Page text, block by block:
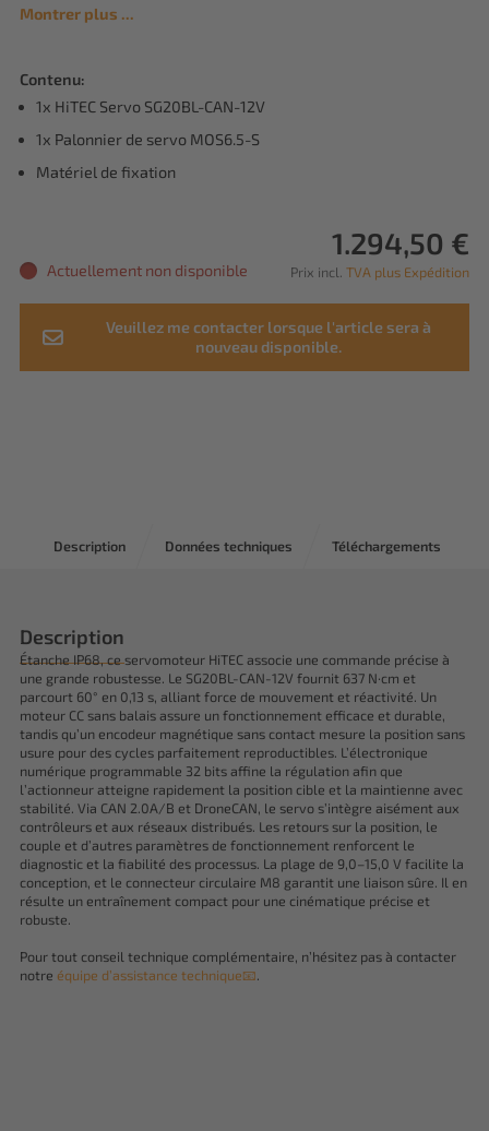
Montrer plus ...
Contenu:
1x HiTEC Servo SG20BL-CAN-12V
1x Palonnier de servo MOS6.5-S
Matériel de fixation
1.294,50 €
Prix incl. TVA plus Expédition
Actuellement non disponible
Veuillez me contacter lorsque l'article sera à
nouveau disponible.
Description Données techniques Téléchargements
Description
Étanche IP68, ce servomoteur HiTEC associe une commande précise à
une grande robustesse. Le SG20BL-CAN-12V fournit 637 N·cm et
parcourt 60° en 0,13 s, alliant force de mouvement et réactivité. Un
moteur CC sans balais assure un fonctionnement efficace et durable,
tandis qu’un encodeur magnétique sans contact mesure la position sans
usure pour des cycles parfaitement reproductibles. L’électronique
numérique programmable 32 bits affine la régulation afin que
l’actionneur atteigne rapidement la position cible et la maintienne avec
stabilité. Via CAN 2.0A/B et DroneCAN, le servo s’intègre aisément aux
contrôleurs et aux réseaux distribués. Les retours sur la position, le
couple et d’autres paramètres de fonctionnement renforcent le
diagnostic et la fiabilité des processus. La plage de 9,0–15,0 V facilite la
conception, et le connecteur circulaire M8 garantit une liaison sûre. Il en
résulte un entraînement compact pour une cinématique précise et
robuste.
Pour tout conseil technique complémentaire, n’hésitez pas à contacter
notre équipe d’assistance technique📧.